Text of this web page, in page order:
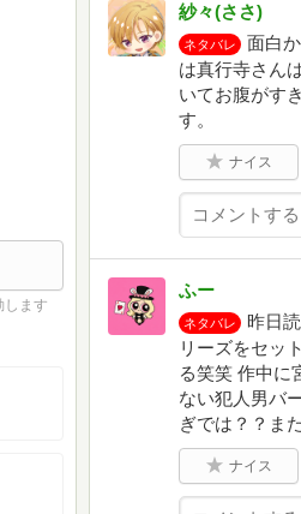
ます
紗々(ささ)
ネタバレ
面白
は真行寺さん
いてお腹がす
す。
ナイス
ふー
ネタバレ
昨日
リーズをセッ
る笑笑 作中に
ない犯人男バ
ぎでは？？ま
ナイス